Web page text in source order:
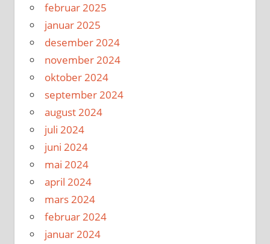
februar 2025
januar 2025
desember 2024
november 2024
oktober 2024
september 2024
august 2024
juli 2024
juni 2024
mai 2024
april 2024
mars 2024
februar 2024
januar 2024